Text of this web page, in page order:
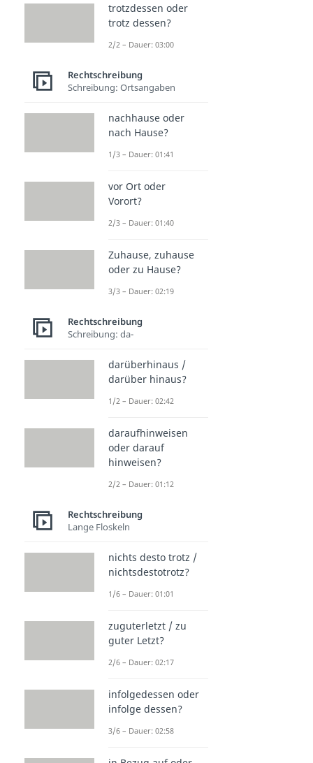
trotzdessen oder
trotz dessen?
2/2 – Dauer: 03:00
Rechtschreibung
Schreibung: Ortsangaben
nachhause oder
nach Hause?
1/3 – Dauer: 01:41
vor Ort oder
Vorort?
2/3 – Dauer: 01:40
Zuhause, zuhause
oder zu Hause?
3/3 – Dauer: 02:19
Rechtschreibung
Schreibung: da-
darüberhinaus /
darüber hinaus?
1/2 – Dauer: 02:42
daraufhinweisen
oder darauf
hinweisen?
2/2 – Dauer: 01:12
Rechtschreibung
Lange Floskeln
nichts desto trotz /
nichtsdestotrotz?
1/6 – Dauer: 01:01
zuguterletzt / zu
guter Letzt?
2/6 – Dauer: 02:17
infolgedessen oder
infolge dessen?
3/6 – Dauer: 02:58